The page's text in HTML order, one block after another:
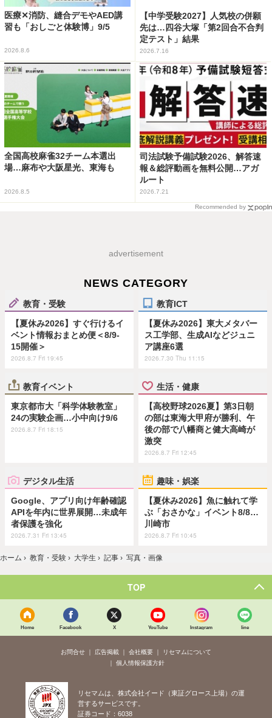
医療✕消防、縫合デモやAED講
習も「おしごと体験博」9/5
2026.8.6
【中学受験2027】人気校の併願
先は…四谷大塚「第2回合不合判
定テスト」結果
2026.7.16
全国高校麻雀32チーム本選出
場…麻布や大阪星光、東海も
2026.8.5
司法試験予備試験2026、解答速
報＆総評動画を無料公開…アガ
ルート
2026.7.21
Recommended by
advertisement
NEWS CATEGORY
教育・受験
【夏休み2026】すぐ行けるイ
ベント情報おまとめ便＜8/9-
15開催＞
2026.8.7 Fri 19:45
教育ICT
【夏休み2026】東大メタバー
ス工学部、生成AIなどジュニ
ア講座6選
2026.7.30 Thu 11:15
教育イベント
東京都市大「科学体験教室」
24の実験企画…小中向け9/6
2026.8.7 Fri 18:15
生活・健康
【高校野球2026夏】第3日朝
の部は東海大甲府が勝利、午
後の部で八幡商と健大高崎が
激突
2026.8.7 Fri 12:45
デジタル生活
Google、アプリ向け年齢確認
APIを年内に世界展開…未成年
者保護を強化
2026.7.31 Fri 13:45
趣味・娯楽
【夏休み2026】魚に触れて学
ぶ「おさかな」イベント8/8…
川崎市
2026.8.7 Fri 10:45
ホーム › 教育・受験 › 大学生 › 記事 › 写真・画像
TOP
Home Facebook X YouTube Instagram line
お問合せ 広告掲載 会社概要
リセマムについて
個人情報保護方針
リセマムは、株式会社イード（東証グロース上場）の運
営するサービスです。
証券コード：6038